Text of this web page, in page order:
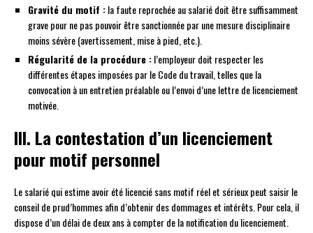
Gravité du motif :la faute reprochée au salarié doit être suffisamment
grave pour ne pas pouvoir être sanctionnée par une mesure disciplinaire
moins sévère (avertissement, mise à pied, etc.).
Régularité de la procédure :l’employeur doit respecter les
différentes étapes imposées par le Code du travail, telles que la
convocation à un entretien préalable ou l’envoi d’une lettre de licenciement
motivée.
III. La contestation d’un licenciement
pour motif personnel
Le salarié qui estime avoir été licencié sans motif réel et sérieux peut saisir le
conseil de prud’hommes afin d’obtenir des dommages et intérêts. Pour cela, il
dispose d’un délai de deux ans à compter de la notification du licenciement.